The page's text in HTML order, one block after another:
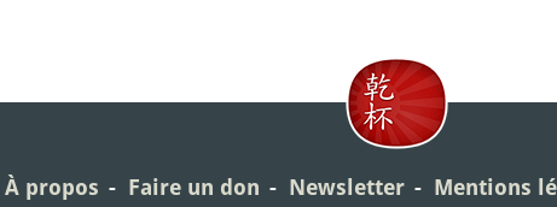
À propos Faire un don Newsletter Mentions